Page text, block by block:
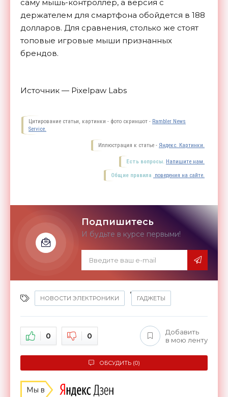
саму мышь-контроллер, а версия с
держателем для смартфона обойдется в 188
долларов. Для сравнения, столько же стоят
топовые игровые мыши признанных
брендов.
Источник — Pixelpaw Labs
Цитирование статьи, картинки - фото скриншот - Rambler News
Service.
Иллюстрация к статье - Яндекс. Картинки.
Есть вопросы. Напишите нам.
Общие правила поведения на сайте.
Подпишитесь
И будьте в курсе первыми!
НОВОСТИ ЭЛЕКТРОНИКИ
,
ГАДЖЕТЫ
0 0
Добавить
в мою ленту
ОБСУДИТЬ (0)
Мы в